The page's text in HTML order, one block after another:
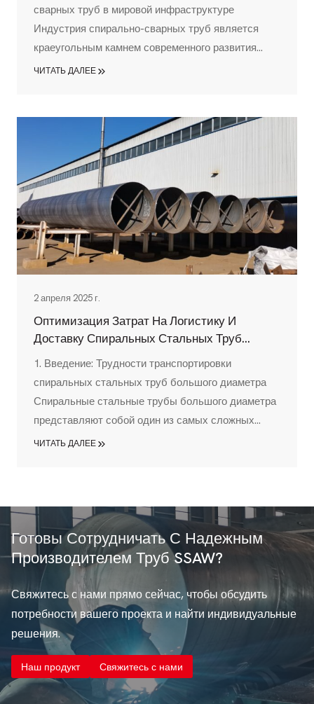
сварных труб в мировой инфраструктуре
Индустрия спирально-сварных труб является
краеугольным камнем современного развития
инфраструктуры, обеспечивая важнейшие
своего появления эти важнейшие компоненты
претерпели значительную эволюцию,
превратившись из примитивных трубопроводов в
сложные...
ЧИТАТЬ ДАЛЕЕ
2 апреля 2025 г.
Оптимизация Затрат На Логистику И
Доставку Спиральных Стальных Труб
Большого Диаметра: Полное Руководство
1. Введение: Трудности транспортировки
спиральных стальных труб большого диаметра
Спиральные стальные трубы большого диаметра
представляют собой один из самых сложных
продуктов для транспортировки в промышленной
компоненты для нефтяной, газовой,
водопроводной и энергетической
инфраструктуры...
ЧИТАТЬ ДАЛЕЕ
Готовы Сотрудничать С Надежным
Производителем Труб SSAW?
Свяжитесь с нами прямо сейчас, чтобы обсудить
потребности вашего проекта и найти индивидуальные
решения.
Наш продукт Свяжитесь с нами